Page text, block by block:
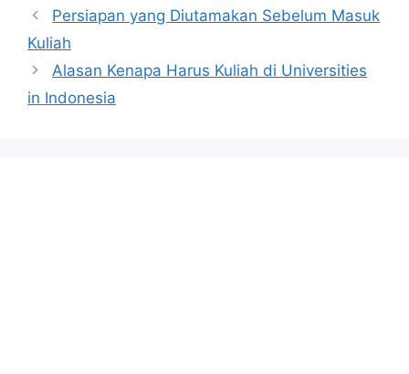
Persiapan yang Diutamakan Sebelum Masuk
Kuliah
Alasan Kenapa Harus Kuliah di Universities
in Indonesia